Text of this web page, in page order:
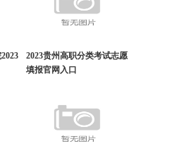
2023贵州高职分类考试志愿
填报官网入口